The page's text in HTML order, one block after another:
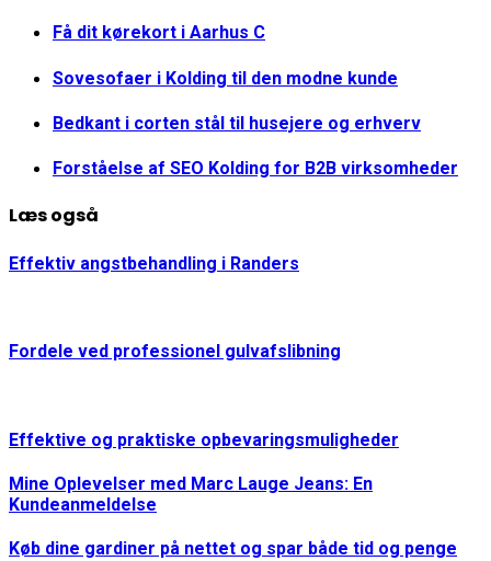
Få dit kørekort i Aarhus C
Sovesofaer i Kolding til den modne kunde
Bedkant i corten stål til husejere og erhverv
Forståelse af SEO Kolding for B2B virksomheder
Læs også
Effektiv angstbehandling i Randers
Fordele ved professionel gulvafslibning
Effektive og praktiske opbevaringsmuligheder
Mine Oplevelser med Marc Lauge Jeans: En
Kundeanmeldelse
Køb dine gardiner på nettet og spar både tid og penge